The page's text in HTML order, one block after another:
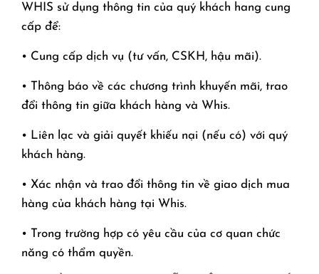
WHIS sử dụng thông tin của quý khách hang cung
cấp để:
• Cung cấp dịch vụ (tư vấn, CSKH, hậu mãi).
• Thông báo về các chương trình khuyến mãi, trao
đổi thông tin giữa khách hàng và Whis.
• Liên lạc và giải quyết khiếu nại (nếu có) với quý
khách hàng.
• Xác nhận và trao đổi thông tin về giao dịch mua
hàng của khách hàng tại Whis.
• Trong trường hợp có yêu cầu của cơ quan chức
năng có thẩm quyền.